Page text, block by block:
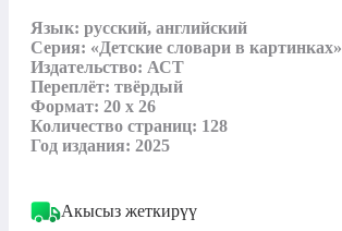
Язык: русский, английский
Серия: «Детские словари в картинках»
Издательство: АСТ
Переплёт: твёрдый
Формат: 20 x 26
Количество страниц: 128
Год издания: 2025
Акысыз жеткирүү